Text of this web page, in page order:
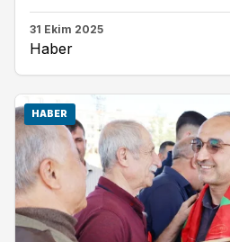
31 Ekim 2025
Haber
HABER